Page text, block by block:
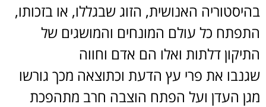
בהיסטוריה האנושית, הזוג שבגללו, או בזכותו,
התפתח כל עולם המונחים והמושגים של
התיקון דלתות ואלו הם אדם וחווה
שגנבו את פרי עץ הדעת וכתוצאה מכך גורשו
מגן העדן ועל הפתח הוצבה חרב מתהפכת